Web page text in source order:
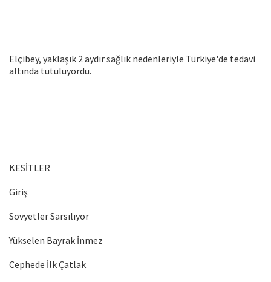
Elçibey, yaklaşık 2 aydır sağlık nedenleriyle Türkiye'de tedavi
altında tutuluyordu.
KESİTLER
Giriş
Sovyetler Sarsılıyor
Yükselen Bayrak İnmez
Cephede İlk Çatlak